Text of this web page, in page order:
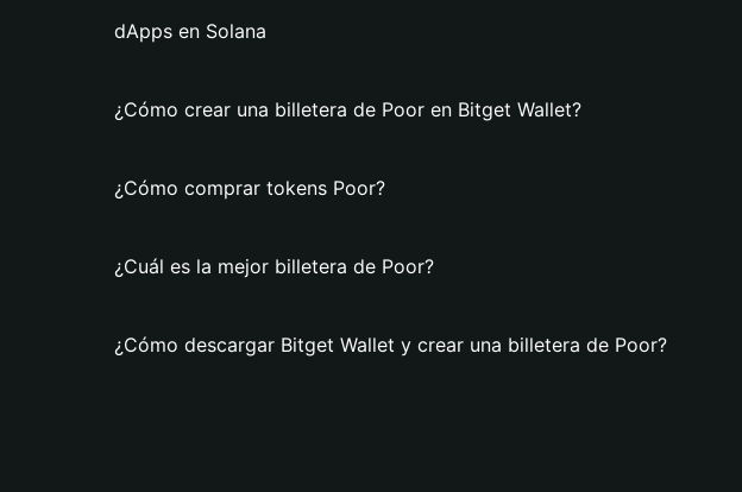
dApps en Solana
¿Cómo crear una billetera de Poor en Bitget Wallet?
¿Cómo comprar tokens Poor?
¿Cuál es la mejor billetera de Poor?
¿Cómo descargar Bitget Wallet y crear una billetera de Poor?